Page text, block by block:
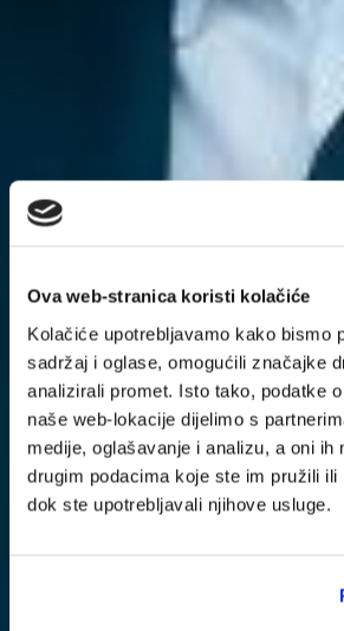
Ova web-stranica koristi kolačiće
Kolačiće upotrebljavamo kako bismo
sadržaj i oglase, omogućili značajke
analizirali promet. Isto tako, podatke
naše web-lokacije dijelimo s
medije, oglašavanje i analizu, a oni ih
drugim podacima koje ste im pružili ili
dok ste upotrebljavali njihove usluge.